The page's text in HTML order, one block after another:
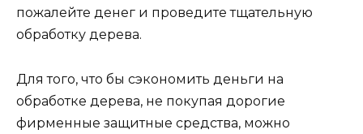
пожалейте денег и проведите тщательную
обработку дерева.
Для того, что бы сэкономить деньги на
обработке дерева, не покупая дорогие
фирменные защитные средства, можно